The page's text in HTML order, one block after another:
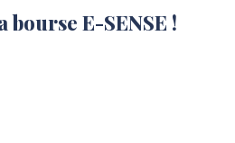
bourse E-SENSE !